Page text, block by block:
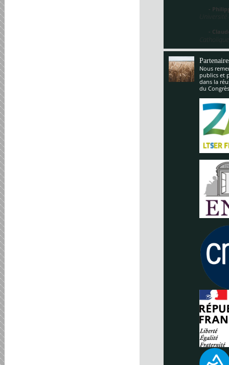
-
-
Nous
publics et
dans la
du